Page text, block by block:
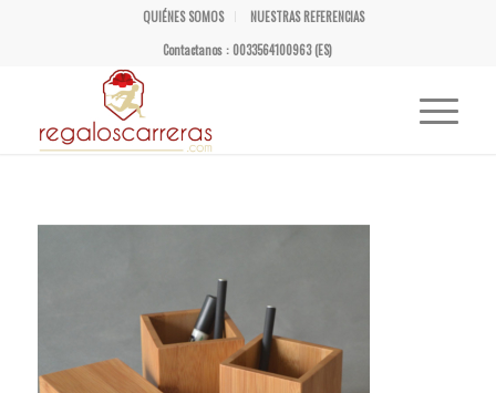
QUIÉNES SOMOS
NUESTRAS REFERENCIAS
Contactanos : 0033564100963 (ES)